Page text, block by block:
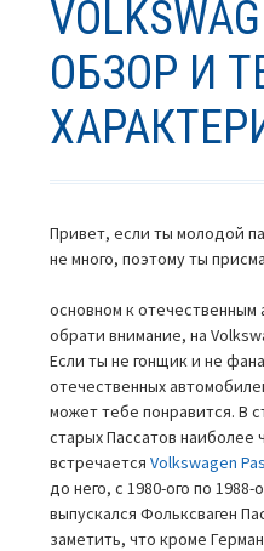
ОБЗОР И
Привет, если ты молодой
не много, поэтому ты
основном к отечественным
обрати внимание, на
Если ты не гонщик и не
отечественных
может тебе понравится. В
старых Пассатов наиболее
встречаетсяVolkswagen
до него, с 1980-ого по 1988-
выпускался Фольксваген
заметить, что кроме